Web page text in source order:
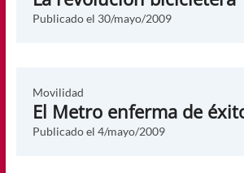
Publicado el 30/mayo/2009
Movilidad
El Metro enferma de
Publicado el 4/mayo/2009